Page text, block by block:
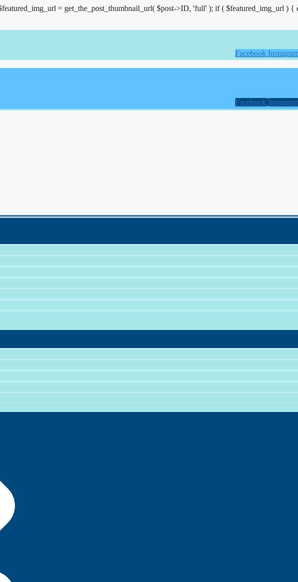
= get_the_post_thumbnail_url( $post->ID, 'full' ); if ( $featured_img_url ) {
Facebook Instagram
Facebook Instagram